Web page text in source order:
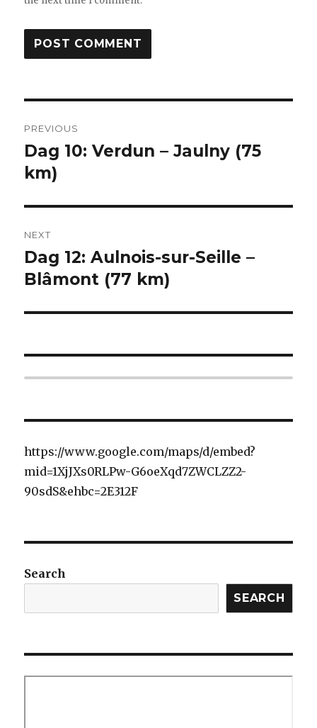
navigation
PREVIOUS
Previous
post:
Dag 10: Verdun – Jaulny (75
km)
NEXT
Next
post:
Dag 12: Aulnois-sur-Seille –
Blâmont (77 km)
https://www.google.com/maps/d/embed?
mid=1XjJXs0RLPw-G6oeXqd7ZWCLZZ2-
90sdS&ehbc=2E312F
Search
SEARCH